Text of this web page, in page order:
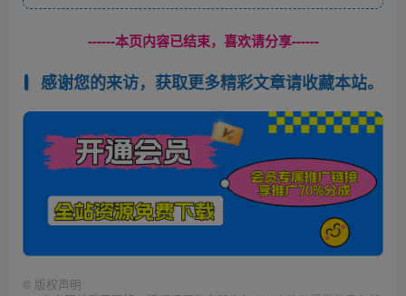
------本页内容已结束，喜欢请分享------
感谢您的来访，获取更多精彩文章请收藏本站。
© 版权声明